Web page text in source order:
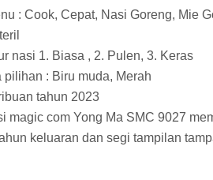
: Cook, Cepat, Nasi Goreng, Mie
nasi 1. Biasa , 2. Pulen, 3. Keras
pilihan : Biru muda, Merah
tahun 2023
magic com Yong Ma SMC 9027
keluaran dan segi tampilan